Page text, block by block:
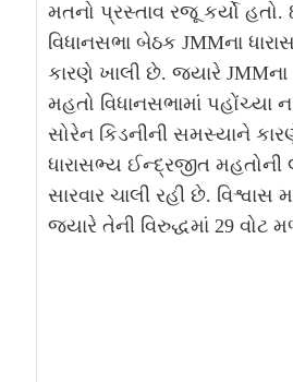
મતનો પ્રસ્તાવ રજૂ કર્યો હતો.
વિધાનસભા બેઠક JMMના
કારણે ખાલી છે. જ્યારે
મહતો વિધાનસભામાં પહોંચ્યા
સોરેન કિડનીની સમસ્યાને
ધારાસભ્ય ઈન્દ્રજીત મહતોની
સારવાર ચાલી રહી છે.
જ્યારે તેની વિરુદ્ધમાં 29 વોટ